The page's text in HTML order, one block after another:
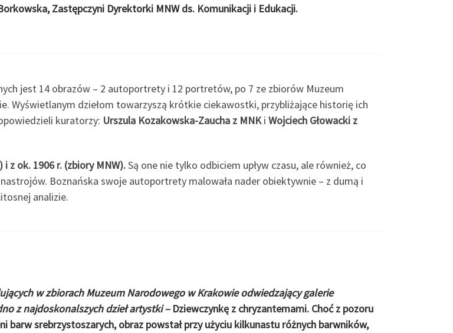
Zastępczyni Dyrektorki MNW ds. Komunikacji i Edukacji.
jest 14 obrazów – 2 autoportrety i 12 portretów, po 7 ze zbiorów Muzeum
Wyświetlanym dziełom towarzyszą krótkie ciekawostki, przybliżające historię ich
kuratorzy: Urszula Kozakowska-Zaucha z MNK i Wojciech Głowacki z
z ok. 1906 r. (zbiory MNW).Są one nie tylko odbiciem upływ czasu, ale również, co
Boznańska swoje autoportrety malowała nader obiektywnie – z dumą i
analizie.
w zbiorach Muzeum Narodowego w Krakowie odwiedzający galerie
z najdoskonalszych dzieł artystki – Dziewczynkę z chryzantemami. Choć z pozoru
srebrzystoszarych, obraz powstał przy użyciu kilkunastu różnych barwników,